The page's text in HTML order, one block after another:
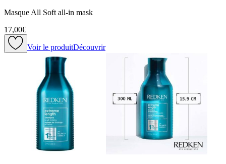
Masque All Soft all-in mask
17,00€
Voir le produitDécouvrir